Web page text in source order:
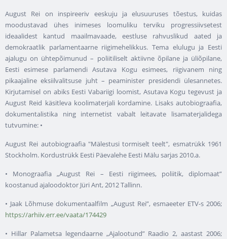
August Rei on inspireeriv eeskuju ja elusuuruses tõestus, kuidas
moodustavad ühes inimeses loomuliku terviku progressiivsetest
ideaalidest kantud maailmavaade, eestluse rahvuslikud aated ja
demokraatlik parlamentaarne riigimehelikkus. Tema elulugu ja Eesti
ajalugu on ühtepõimunud – poliitiliselt aktiivne õpilane ja üliõpilane,
Eesti esimese parlamendi Asutava Kogu esimees, riigivanem ning
pikaajaline eksiilvalitsuse juht – peaminister presidendi ülesannetes.
Kirjutamisel on abiks Eesti Vabariigi loomist, Asutava Kogu tegevust ja
August Reid käsitleva koolimaterjali kordamine. Lisaks autobiograafia,
dokumentalistika ning internetist vabalt leitavate lisamaterjalidega
tutvumine: •
August Rei autobiograafia "Mälestusi tormiselt teelt", esmatrükk 1961
Stockholm. Kordustrükk Eesti Päevalehe Eesti Mälu sarjas 2010.a.
• Monograafia „August Rei – Eesti riigimees, poliitik, diplomaat”
koostanud ajaloodoktor Jüri Ant, 2012 Tallinn.
• Jaak Lõhmuse dokumentaalfilm „August Rei”, esmaeeter ETV-s 2006;
https://arhiiv.err.ee/vaata/174429
• Hillar Palametsa legendaarne „Ajalootund” Raadio 2, aastast 2006;